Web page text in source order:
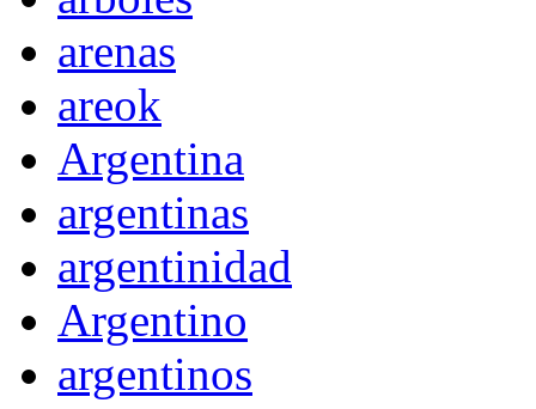
arenas
areok
Argentina
argentinas
argentinidad
Argentino
argentinos